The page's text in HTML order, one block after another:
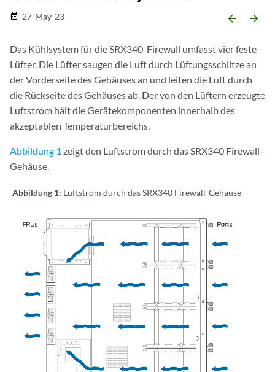
date_range 27-May-23 arrow_backward arrow_forward
Das Kühlsystem für die SRX340-Firewall umfasst vier feste
Lüfter. Die Lüfter saugen die Luft durch Lüftungsschlitze an
der Vorderseite des Gehäuses an und leiten die Luft durch
die Rückseite des Gehäuses ab. Der von den Lüftern erzeugte
Luftstrom hält die Gerätekomponenten innerhalb des
akzeptablen Temperaturbereichs.
Abbildung 1 zeigt den Luftstrom durch das SRX340 Firewall-
Gehäuse.
Abbildung 1: Luftstrom durch das SRX340 Firewall-Gehäuse